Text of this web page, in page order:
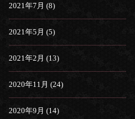
2021年7月 (8)
2021年5月 (5)
2021年2月 (13)
2020年11月 (24)
2020年9月 (14)